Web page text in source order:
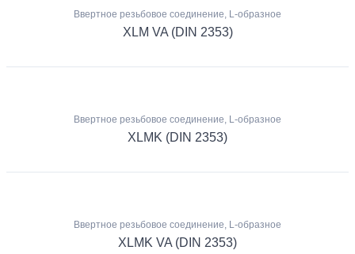
Ввертное резьбовое соединение, L-образное
XLM VA (DIN 2353)
Ввертное резьбовое соединение, L-образное
XLMK (DIN 2353)
Ввертное резьбовое соединение, L-образное
XLMK VA (DIN 2353)